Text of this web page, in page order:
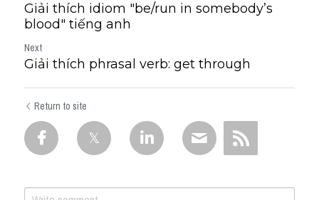
Giải thích idiom "be/run in somebody’s
blood" tiếng anh
Next
Giải thích phrasal verb: get through
Return to site